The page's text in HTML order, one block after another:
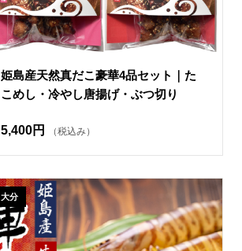
姫島産天然真だこ豪華4品セット｜た
こめし・冷やし唐揚げ・ぶつ切り
5,400円 （税込み）
大分